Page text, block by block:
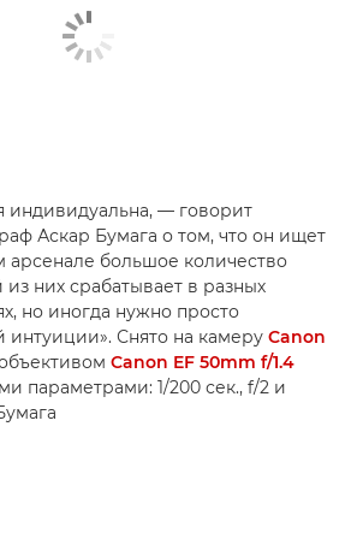
индивидуальна, — говорит
Аскар Бумага о том, что он ищет
большое количество
них срабатывает в разных
но иногда нужно просто
интуиции». Снято на камеру Canon
Canon EF 50mm f/1.4
параметрами: 1/200 сек., f/2 и